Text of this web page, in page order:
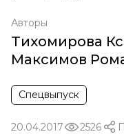
Авторы
Тихомирова
Максимов
Спецвыпуск
20.04.2017 2526